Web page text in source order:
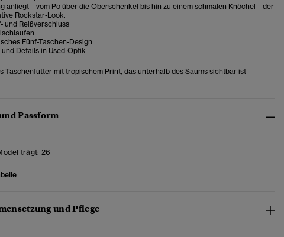
anliegt – vom Po über die Oberschenkel bis hin zu einem schmalen Knöchel – der
Rockstar-Look.
und Reißverschluss
Fünf-Taschen-Design
und Details in Used-Optik
Taschenfutter mit tropischem Print, das unterhalb des Saums sichtbar ist
Passform
trägt: 26
und Pflege